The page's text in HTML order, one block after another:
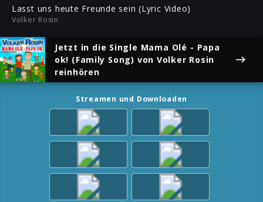
Lasst uns heute Freunde sein (Lyric Video)
Volker Rosin
Jetzt in die Single Mama Olé - Papa
ok! (Family Song) von Volker Rosin
reinhören
Streamen und Downloaden